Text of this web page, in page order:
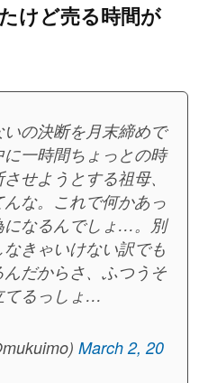
けど売る時間が
の決断を月末締めで
一時間ちょっとの時
せようとする祖母、
な。これで何かあっ
になるんでしょ…。別
きゃいけない訳でも
だからさ、ふつうそ
てるっしょ…
March 2, 20